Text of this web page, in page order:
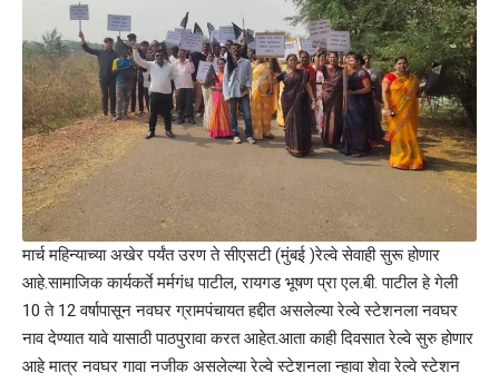
मार्च महिन्याच्या अखेर पर्यंत उरण ते सीएसटी (मुंबई )रेल्वे सेवाही सुरू होणार
आहे.सामाजिक कार्यकर्ते मर्मगंध पाटील, रायगड भूषण प्रा एल.बी. पाटील हे गेली
10 ते 12 वर्षापासून नवघर ग्रामपंचायत हद्दीत असलेल्या रेल्वे स्टेशनला नवघर
नाव देण्यात यावे यासाठी पाठपुरावा करत आहेत.आता काही दिवसात रेल्वे सुरु होणार
आहे मात्र नवघर गावा नजीक असलेल्या रेल्वे स्टेशनला न्हावा शेवा रेल्वे स्टेशन